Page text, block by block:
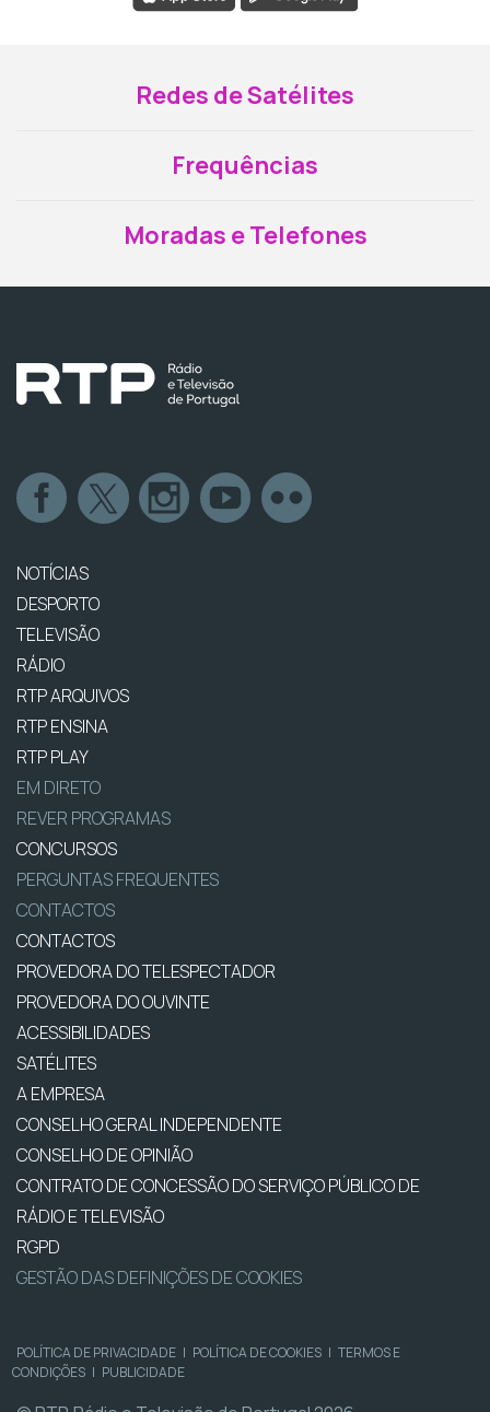
Redes de Satélites
Frequências
Moradas e Telefones
NOTÍCIAS
DESPORTO
TELEVISÃO
RÁDIO
RTP ARQUIVOS
RTP ENSINA
RTP PLAY
EM DIRETO
REVER PROGRAMAS
CONCURSOS
PERGUNTAS FREQUENTES
CONTACTOS
CONTACTOS
PROVEDORA DO TELESPECTADOR
PROVEDORA DO OUVINTE
ACESSIBILIDADES
SATÉLITES
A EMPRESA
CONSELHO GERAL INDEPENDENTE
CONSELHO DE OPINIÃO
CONTRATO DE CONCESSÃO DO SERVIÇO PÚBLICO DE
RÁDIO E TELEVISÃO
RGPD
GESTÃO DAS DEFINIÇÕES DE COOKIES
POLÍTICA DE PRIVACIDADE | POLÍTICA DE COOKIES | TERMOS E
CONDIÇÕES | PUBLICIDADE